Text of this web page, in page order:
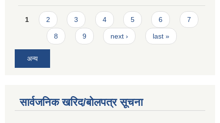
Pages
1 2 3 4 5 6 7
8 9 next › last »
अन्य
सार्वजनिक खरिद/बोलपत्र सूचना